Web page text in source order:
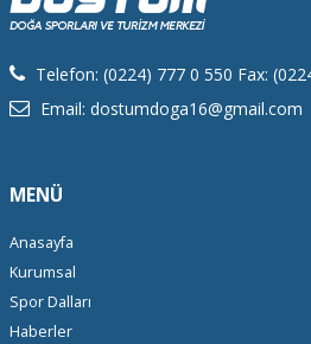
Telefon: (0224) 777 0 550 Fax:
Email: dostumdoga16@gmail.com
MENÜ
Anasayfa
Kurumsal
Spor Dalları
Haberler